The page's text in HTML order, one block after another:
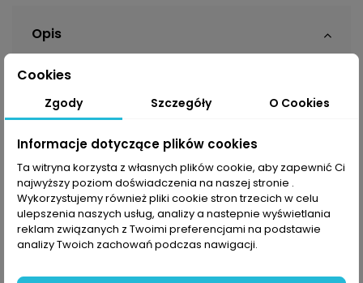
Opis
Podczas górskich wędrówek niskie temperatury na
prawdę potrafią dać w kość. Dlatego w swojej
która będzie stanowiła dodatkową barierę
chroniącą Cię przed mrozem. PolarThe North Face
Glacier 100jest lekki i niezwykle wygodny.
Wysoki kołnierz zapobiega dostawaniu się wiatru pod
bluzę, a zamek 1/4 pozwala regulować dopływ
powietrza podczas wzrostu temperatur. Elastyczne
ściągacze na końcach rękawów oraz na dolnej
krawędzi poprawia dopasowanie polaru.
Cookies
Zgody Szczegóły O Cookies
Informacje dotyczące plików cookies
Ta witryna korzysta z własnych plików cookie, aby zapewnić Ci
najwyższy poziom doświadczenia na naszej stronie .
Wykorzystujemy również pliki cookie stron trzecich w celu
ulepszenia naszych usług, analizy a nastepnie wyświetlania
reklam związanych z Twoimi preferencjami na podstawie
analizy Twoich zachowań podczas nawigacji.